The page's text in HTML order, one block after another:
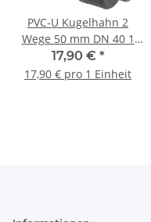
PVC-U Kugelhahn 2
Wege 50 mm DN 40 1
1/2" Klebemuffe Pool
Hahn Schwimmbad
17,90 € *
17,90 € pro 1 Einheit